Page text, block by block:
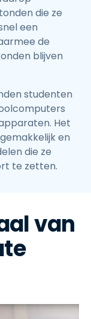
die ze
een
de
blijven
studenten
Het
en
die ze
te zetten.
van